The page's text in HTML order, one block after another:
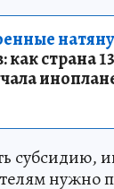
страна
субсидию,
нужно